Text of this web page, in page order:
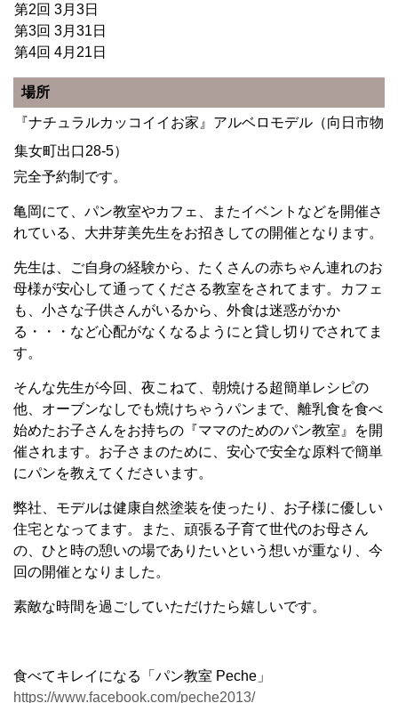
第2回 3月3日
第3回 3月31日
第4回 4月21日
場所
『ナチュラルカッコイイお家』アルベロモデル（向日市物
集女町出口28-5）
完全予約制です。
亀岡にて、パン教室やカフェ、またイベントなどを開催さ
れている、大井芽美先生をお招きしての開催となります。
先生は、ご自身の経験から、たくさんの赤ちゃん連れのお
母様が安心して通ってくださる教室をされてます。カフェ
も、小さな子供さんがいるから、外食は迷惑がかか
る・・・など心配がなくなるようにと貸し切りでされてま
す。
そんな先生が今回、夜こねて、朝焼ける超簡単レシピの
他、オーブンなしでも焼けちゃうパンまで、離乳食を食べ
始めたお子さんをお持ちの『ママのためのパン教室』を開
催されます。お子さまのために、安心で安全な原料で簡単
にパンを教えてくださいます。
弊社、モデルは健康自然塗装を使ったり、お子様に優しい
住宅となってます。また、頑張る子育て世代のお母さん
の、ひと時の憩いの場でありたいという想いが重なり、今
回の開催となりました。
素敵な時間を過ごしていただけたら嬉しいです。
食べてキレイになる「パン教室 Peche」
https://www.facebook.com/peche2013/